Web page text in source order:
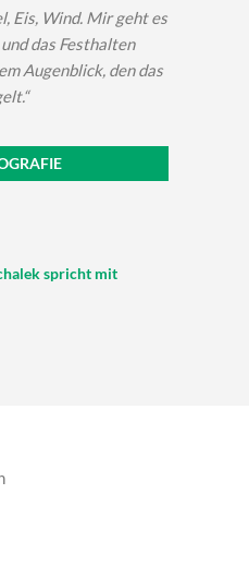
Eis, Wind. Mir geht es
das Festhalten
Augenblick, den das
spricht mit